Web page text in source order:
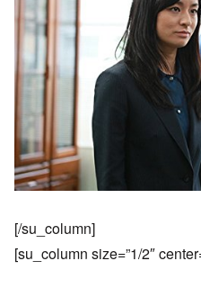
[/su_column]
[su_column size=”1/2″